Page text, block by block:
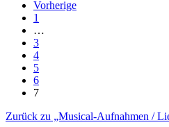
Vorherige
1
…
3
4
5
6
7
Zurück zu „Musical-Aufnahmen /